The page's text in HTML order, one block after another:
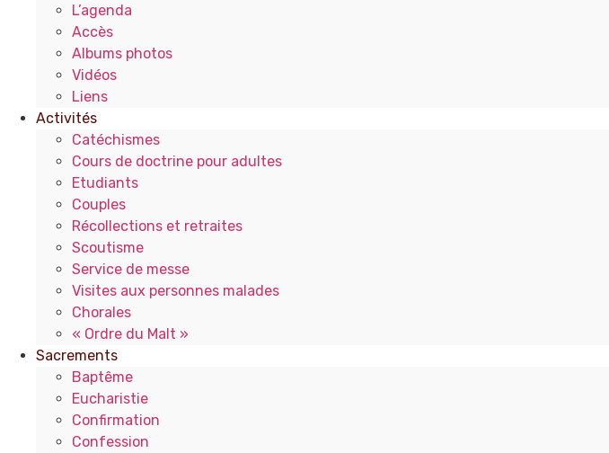
L’agenda
Accès
Albums photos
Vidéos
Liens
Activités
Catéchismes
Cours de doctrine pour adultes
Etudiants
Couples
Récollections et retraites
Scoutisme
Service de messe
Visites aux personnes malades
Chorales
« Ordre du Malt »
Sacrements
Baptême
Eucharistie
Confirmation
Confession